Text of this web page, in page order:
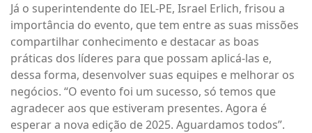
Já o superintendente do IEL-PE, Israel Erlich, frisou a
importância do evento, que tem entre as suas missões
compartilhar conhecimento e destacar as boas
práticas dos líderes para que possam aplicá-las e,
dessa forma, desenvolver suas equipes e melhorar os
negócios. “O evento foi um sucesso, só temos que
agradecer aos que estiveram presentes. Agora é
esperar a nova edição de 2025. Aguardamos todos”.